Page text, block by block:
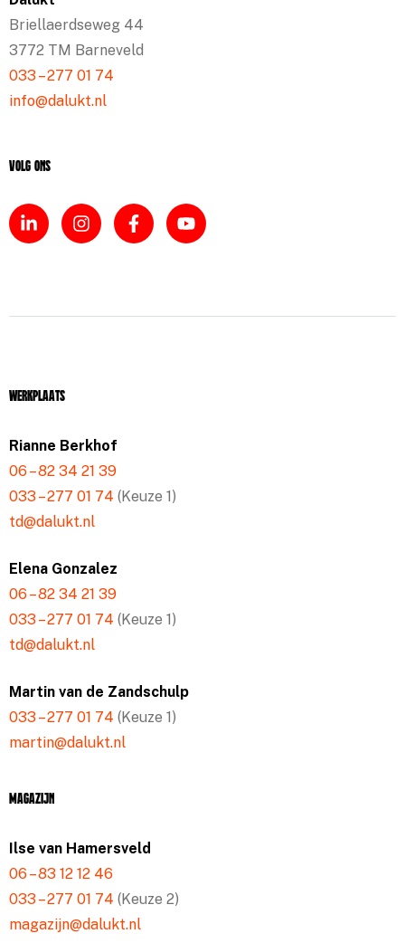
Briellaerdseweg 44
3772 TM Barneveld
033 – 277 01 74
info@dalukt.nl
Volg ons
Werkplaats
Rianne Berkhof
06 – 82 34 21 39
033 – 277 01 74 (Keuze 1)
td@dalukt.nl
Elena Gonzalez
06 – 82 34 21 39
033 – 277 01 74 (Keuze 1)
td@dalukt.nl
Martin van de Zandschulp
033 – 277 01 74 (Keuze 1)
martin@dalukt.nl
Magazijn
Ilse van Hamersveld
06 – 83 12 12 46
033 – 277 01 74 (Keuze 2)
magazijn@dalukt.nl